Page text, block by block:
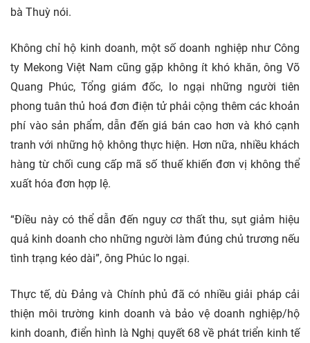
bà Thuỳ nói.
Không chỉ hộ kinh doanh, một số doanh nghiệp như Công
ty Mekong Việt Nam cũng gặp không ít khó khăn, ông Võ
Quang Phúc, Tổng giám đốc, lo ngại những người tiên
phong tuân thủ hoá đơn điện tử phải cộng thêm các khoản
phí vào sản phẩm, dẫn đến giá bán cao hơn và khó cạnh
tranh với những hộ không thực hiện. Hơn nữa, nhiều khách
hàng từ chối cung cấp mã số thuế khiến đơn vị không thể
xuất hóa đơn hợp lệ.
“Điều này có thể dẫn đến nguy cơ thất thu, sụt giảm hiệu
quả kinh doanh cho những người làm đúng chủ trương nếu
tình trạng kéo dài”, ông Phúc lo ngại.
Thực tế, dù Đảng và Chính phủ đã có nhiều giải pháp cải
thiện môi trường kinh doanh và bảo vệ doanh nghiệp/hộ
kinh doanh, điển hình là Nghị quyết 68 về phát triển kinh tế